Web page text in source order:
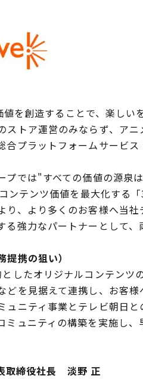
を創造することで、楽しい
ストア運営のみならず、ア
合プラットフォームサービ
では"すべての価値の源泉
ンテンツ価値を最大化する「
、より多くのお客様へ当
強力なパートナーとして、
携の狙い）
したオリジナルコンテンツ
どを見据えて連携し、お客
ニティ事業とテレビ朝日
ミュニティの構築を実施し
締役社長 淡野 正